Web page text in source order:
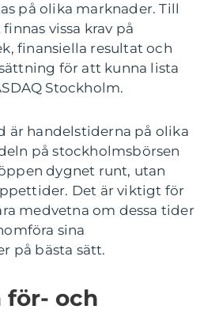
på olika marknader. Till
vissa krav på
finansiella resultat och
för att kunna lista
Stockholm.
är handelstiderna på olika
på stockholmsbörsen
dygnet runt, utan
Det är viktigt för
medvetna om dessa tider
sina
på bästa sätt.
för- och